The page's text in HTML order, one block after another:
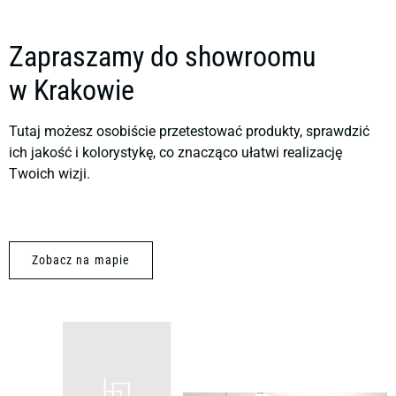
Zapraszamy do showroomu
w Krakowie
Tutaj możesz osobiście przetestować produkty, sprawdzić
ich jakość i kolorystykę, co znacząco ułatwi realizację
Twoich wizji.
Zobacz na mapie